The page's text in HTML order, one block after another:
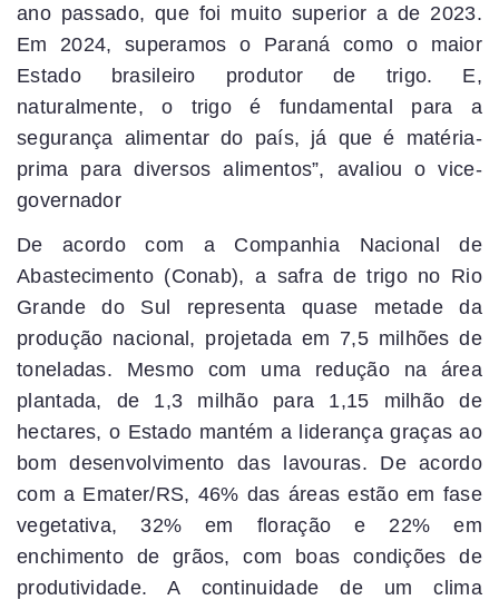
ano passado, que foi muito superior a de 2023.
Em 2024, superamos o Paraná como o maior
Estado brasileiro produtor de trigo. E,
naturalmente, o trigo é fundamental para a
segurança alimentar do país, já que é matéria-
prima para diversos alimentos”, avaliou o vice-
governador
De acordo com a Companhia Nacional de
Abastecimento (Conab), a safra de trigo no Rio
Grande do Sul representa quase metade da
produção nacional, projetada em 7,5 milhões de
toneladas. Mesmo com uma redução na área
plantada, de 1,3 milhão para 1,15 milhão de
hectares, o Estado mantém a liderança graças ao
bom desenvolvimento das lavouras. De acordo
com a Emater/RS, 46% das áreas estão em fase
vegetativa, 32% em floração e 22% em
enchimento de grãos, com boas condições de
produtividade. A continuidade de um clima